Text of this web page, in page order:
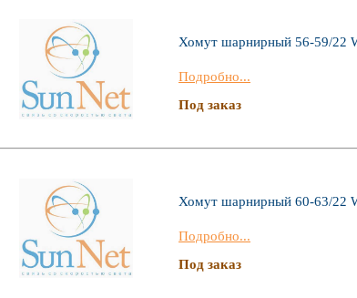
Хомут шарнирный 56-59/22
Подробно...
Под заказ
Хомут шарнирный 60-63/22
Подробно...
Под заказ